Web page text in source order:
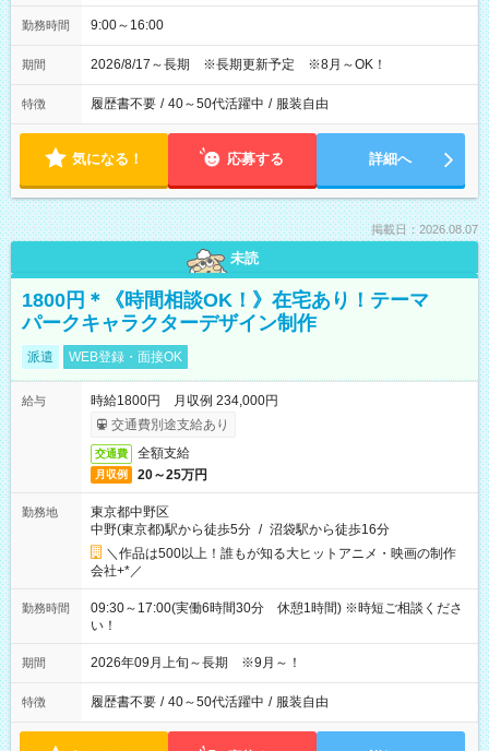
勤務時間 9:00～16:00
期間 2026/8/17～長期 ※長期更新予定 ※8月～OK！
特徴 履歴書不要 / 40～50代活躍中 / 服装自由
気になる！ 応募する 詳細へ
掲載日：2026.08.07
未読
1800円＊《時間相談OK！》在宅あり！テーマ
パークキャラクターデザイン制作
派遣 WEB登録・面接OK
給与
時給1800円 月収例 234,000円
交通費別途支給あり
交通費 全額支給
月収例 20～25万円
勤務地
東京都中野区
中野(東京都)駅から徒歩5分 / 沼袋駅から徒歩16分
＼作品は500以上！誰もが知る大ヒットアニメ・映画の制作
会社+*／
勤務時間
09:30～17:00(実働6時間30分 休憩1時間) ※時短ご相談くださ
い！
期間 2026年09月上旬～長期 ※9月～！
特徴 履歴書不要 / 40～50代活躍中 / 服装自由